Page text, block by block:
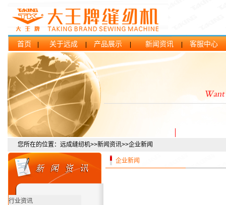
首页 关于远成 产品展示| 新闻资讯 客服中心
您所在的位置：远成缝纫机>>新闻资讯>>企业新闻
行业资讯
企业新闻